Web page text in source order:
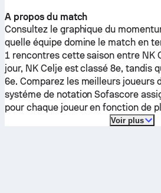
A propos du match
Consultez le graphique du
quelle équipe domine le match en
1 rencontres cette saison entre NK
jour, NK Celjeest classé 8e, tandis
6e. Comparez les meilleurs joueurs
systéme de notation Sofascore
pour chaque joueur en fonction de
Voir plus